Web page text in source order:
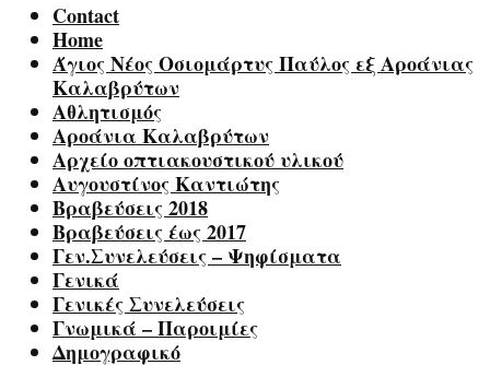
Contact
Home
Άγιος Νέος Οσιομάρτυς Παύλος εξ Αροάνιας
Καλαβρύτων
Αθλητισμός
Αροάνια Καλαβρύτων
Αρχείο οπτιακουστικού υλικού
Αυγουστίνος Καντιώτης
Βραβεύσεις 2018
Βραβεύσεις έως 2017
Γεν.Συνελεύσεις – Ψηφίσματα
Γενικά
Γενικές Συνελεύσεις
Γνωμικά – Παροιμίες
Δημογραφικό